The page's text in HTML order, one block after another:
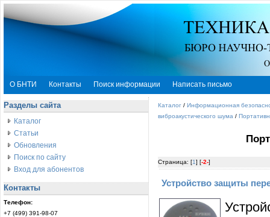
О БНТИ Контакты Поиск информации Написать письмо
Разделы сайта
Каталог
Статьи
Обновления
Поиск по сайту
Вход для абонентов
Контакты
Телефон:
+7 (499) 391-98-07
Каталог / Информационная
виброакустического шума /
Страница: [1] [-2-]
Устройство защиты